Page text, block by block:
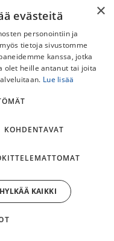
niin ohut ja mukava
×
evästeitä
personointiin ja
tietoja sivustomme
kanssa, jotka
olet heille antanut tai joita
Lue lisää
KOHDENTAVAT
HYLKÄÄ KAIKKI